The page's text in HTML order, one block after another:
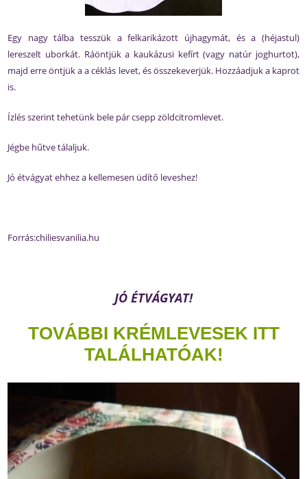
Egy nagy tálba tesszük a felkarikázott újhagymát, és a (héjastul)
lereszelt uborkát. Ráöntjük a kaukázusi kefírt (vagy natúr joghurtot),
majd erre öntjük a a céklás levet, és összekeverjük. Hozzáadjuk a kaprot
is.
Ízlés szerint tehetünk bele pár csepp zöldcitromlevet.
Jégbe hűtve tálaljuk.
Jó étvágyat ehhez a kellemesen üdítő leveshez!
Forrás:chiliesvanilia.hu
JÓ ÉTVÁGYAT!
TOVÁBBI KRÉMLEVESEK ITT
TALÁLHATÓAK!